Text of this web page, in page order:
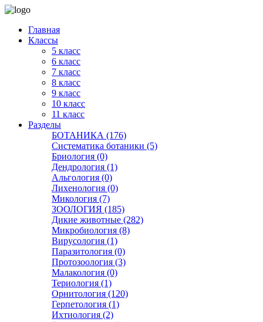
Главная
Классы
5 класс
6 класс
7 класс
8 класс
9 класс
10 класс
11 класс
Разделы
БОТАНИКА (176)
Систематика ботаники (5)
Бриология (0)
Дендрология (1)
Альгология (0)
Лихенология (0)
Микология (7)
ЗООЛОГИЯ (185)
Дикие животные (282)
Микробиология (8)
Вирусология (1)
Паразитология (0)
Протозоология (3)
Малакология (0)
Териология (1)
Орнитология (120)
Герпетология (1)
Ихтиология (2)